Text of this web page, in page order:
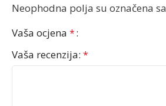
Neophodna polja su označena sa
Vaša ocjena *
Vaša recenzija: *